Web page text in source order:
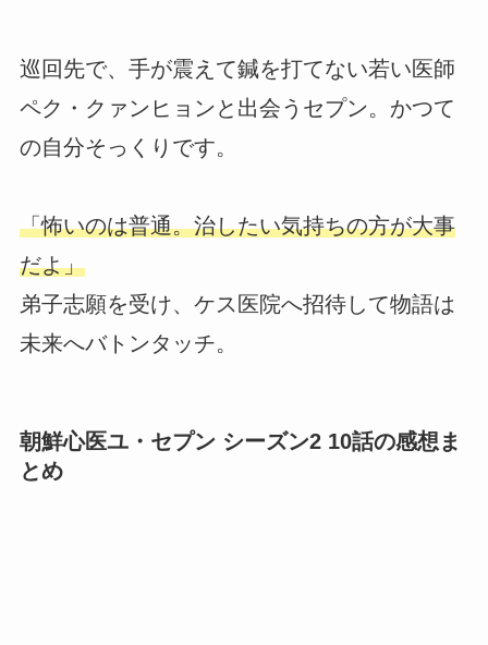
巡回先で、手が震えて鍼を打てない若い医師
ペク・クァンヒョンと出会うセプン。かつて
の自分そっくりです。
「怖いのは普通。治したい気持ちの方が大事
だよ」
弟子志願を受け、ケス医院へ招待して物語は
未来へバトンタッチ。
朝鮮心医ユ・セプン シーズン2 10話の感想ま
とめ